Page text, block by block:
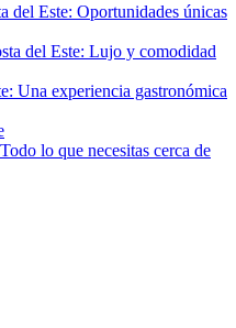
del Este: Oportunidades únicas
del Este: Lujo y comodidad
Una experiencia gastronómica
lo que necesitas cerca de